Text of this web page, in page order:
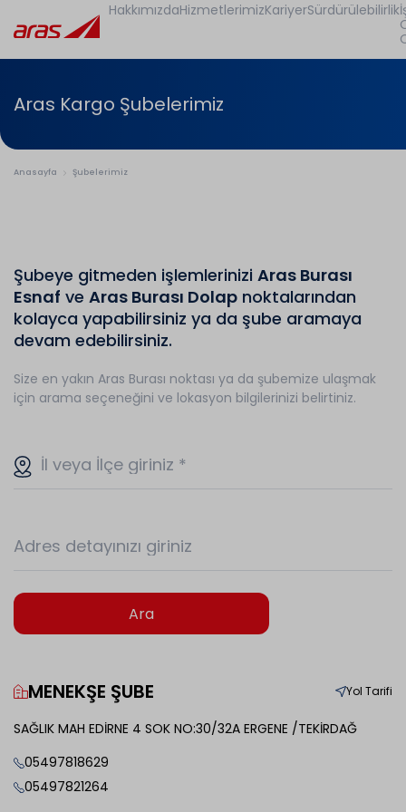
HakkımızdaHizmetlerimizKariyerSürdürülebilirlik
Aras Kargo Şubelerimiz
Anasayfa Şubelerimiz
Şubeye gitmeden işlemlerinizi Aras Burası
Esnaf ve Aras Burası Dolap noktalarından
kolayca yapabilirsiniz ya da şube aramaya
devam edebilirsiniz.
Size en yakın Aras Burası noktası ya da şubemize ulaşmak
için arama seçeneğini ve lokasyon bilgilerinizi belirtiniz.
İl veya İlçe giriniz *
Adres detayınızı giriniz
Ara
MENEKŞE ŞUBE Yol Tarifi
SAĞLIK MAH EDİRNE 4 SOK NO:30/32A ERGENE /TEKİRDAĞ
05497818629
05497821264